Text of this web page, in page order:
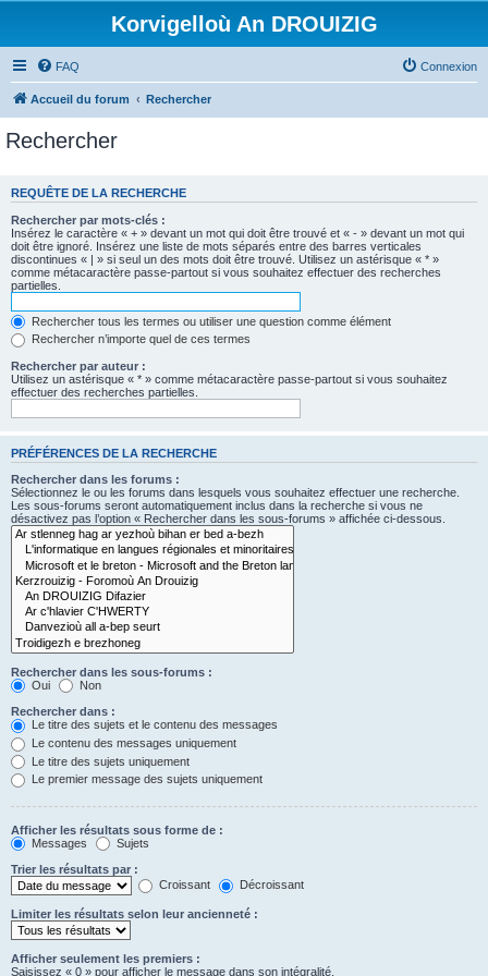
Korvigelloù An DROUIZIG
FAQ Connexion
Accueil du forum Rechercher
Rechercher
REQUÊTE DE LA RECHERCHE
Rechercher par mots-clés :
Insérez le caractère « + » devant un mot qui doit être trouvé et « - » devant un mot qui
doit être ignoré. Insérez une liste de mots séparés entre des barres verticales
discontinues « | » si seul un des mots doit être trouvé. Utilisez un astérisque « * »
comme métacaractère passe-partout si vous souhaitez effectuer des recherches
partielles.
Rechercher tous les termes ou utiliser une question comme élément
Rechercher n’importe quel de ces termes
Rechercher par auteur :
Utilisez un astérisque « * » comme métacaractère passe-partout si vous souhaitez
effectuer des recherches partielles.
PRÉFÉRENCES DE LA RECHERCHE
Rechercher dans les forums :
Sélectionnez le ou les forums dans lesquels vous souhaitez effectuer une recherche.
Les sous-forums seront automatiquement inclus dans la recherche si vous ne
désactivez pas l’option « Rechercher dans les sous-forums » affichée ci-dessous.
Rechercher dans les sous-forums :
Oui
Non
Rechercher dans :
Le titre des sujets et le contenu des messages
Le contenu des messages uniquement
Le titre des sujets uniquement
Le premier message des sujets uniquement
Afficher les résultats sous forme de :
Messages
Sujets
Trier les résultats par :
Croissant
Décroissant
Limiter les résultats selon leur ancienneté :
Afficher seulement les premiers :
Saisissez « 0 » pour afficher le message dans son intégralité.